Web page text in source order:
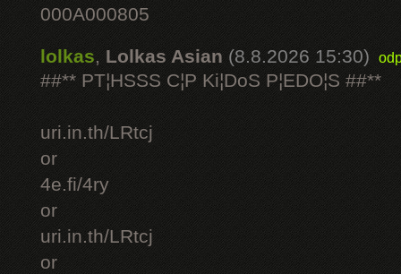
000A000805
lolkas, Lolkas Asian (8.8.2026 15:30)
##** PT¦HSSS C¦P Ki¦DoS P¦EDO¦S ##**
uri.in.th/LRtcj
or
4e.fi/4ry
or
uri.in.th/LRtcj
or